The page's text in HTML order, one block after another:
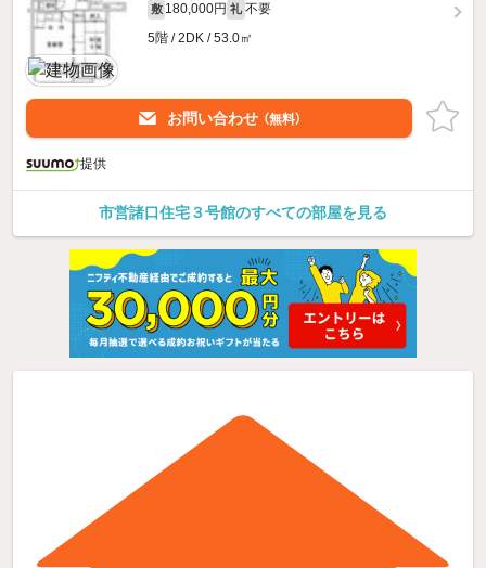
敷 180,000円 礼 不要
5階 / 2DK / 53.0㎡
お問い合わせ （無料）
提供
市営諸口住宅３号館のすべての部屋を見る